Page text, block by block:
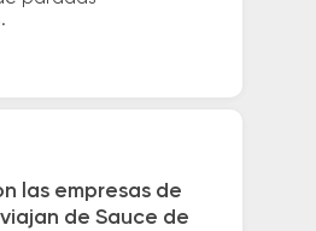
las empresas de
de Sauce de